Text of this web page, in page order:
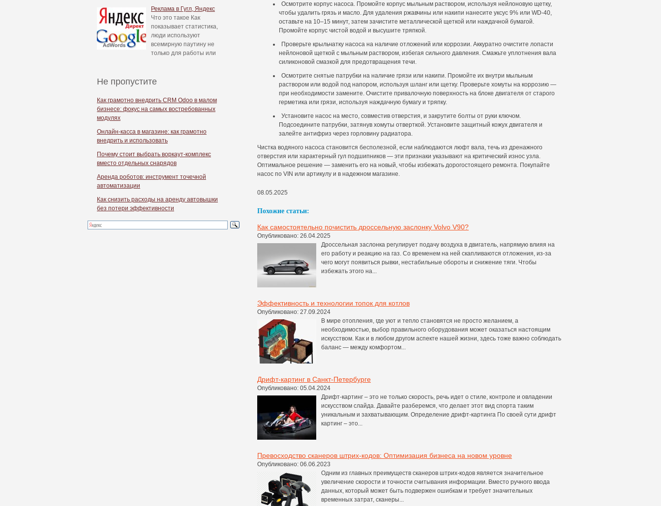
Реклама в Гугл, Яндекс
Что это такое Как
показывает статистика,
люди используют
всемирную паутину не
только для работы или
Не пропустите
Как грамотно внедрить CRM Odoo в малом
бизнесе: фокус на самых востребованных
модулях
Онлайн-касса в магазине: как грамотно
внедрить и использовать
Почему стоит выбрать воркаут-комплекс
вместо отдельных снарядов
Аренда роботов: инструмент точечной
автоматизации
Как снизить расходы на аренду автовышки
без потери эффективности
Осмотрите корпус насоса. Промойте корпус мыльным раствором, используя нейлоновую щетку,
чтобы удалить грязь и масло. Для удаления ржавчины или накипи нанесите уксус 9% или WD-40,
оставьте на 10–15 минут, затем зачистите металлической щеткой или наждачной бумагой.
Промойте корпус чистой водой и высушите тряпкой.
Проверьте крыльчатку насоса на наличие отложений или коррозии. Аккуратно очистите лопасти
нейлоновой щеткой с мыльным раствором, избегая сильного давления. Смажьте уплотнения вала
силиконовой смазкой для предотвращения течи.
Осмотрите снятые патрубки на наличие грязи или накипи. Промойте их внутри мыльным
раствором или водой под напором, используя шланг или щетку. Проверьте хомуты на коррозию —
при необходимости замените. Очистите привалочную поверхность на блоке двигателя от старого
герметика или грязи, используя наждачную бумагу и тряпку.
Установите насос на место, совместив отверстия, и закрутите болты от руки ключом.
Подсоедините патрубки, затянув хомуты отверткой. Установите защитный кожух двигателя и
залейте антифриз через горловину радиатора.
Чистка водяного насоса становится бесполезной, если наблюдаются люфт вала, течь из дренажного
отверстия или характерный гул подшипников — эти признаки указывают на критический износ узла.
Оптимальное решение — заменить его на новый, чтобы избежать дорогостоящего ремонта. Покупайте
насос по VIN или артикулу и в надежном магазине.
08.05.2025
Похожие статьи:
Как самостоятельно почистить дроссельную заслонку Volvo V90?
Опубликовано: 26.04.2025
Дроссельная заслонка регулирует подачу воздуха в двигатель, напрямую влияя на
его работу и реакцию на газ. Со временем на ней скапливаются отложения, из-за
чего могут появиться рывки, нестабильные обороты и снижение тяги. Чтобы
избежать этого на...
Эффективность и технологии топок для котлов
Опубликовано: 27.09.2024
В мире отопления, где уют и тепло становятся не просто желанием, а
необходимостью, выбор правильного оборудования может оказаться настоящим
искусством. Как и в любом другом аспекте нашей жизни, здесь тоже важно соблюдать
баланс — между комфортом...
Дрифт-картинг в Санкт-Петербурге
Опубликовано: 05.04.2024
Дрифт-картинг – это не только скорость, речь идет о стиле, контроле и овладении
искусством слайда. Давайте разберемся, что делает этот вид спорта таким
уникальным и захватывающим. Определение дрифт-картинга По своей сути дрифт
картинг – это...
Превосходство сканеров штрих-кодов: Оптимизация бизнеса на новом уровне
Опубликовано: 06.06.2023
Одним из главных преимуществ сканеров штрих-кодов является значительное
увеличение скорости и точности считывания информации. Вместо ручного ввода
данных, который может быть подвержен ошибкам и требует значительных
временных затрат, сканеры...